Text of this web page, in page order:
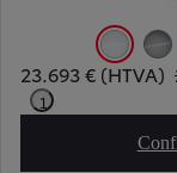
Icy White
23.693 € (HTVA)
1